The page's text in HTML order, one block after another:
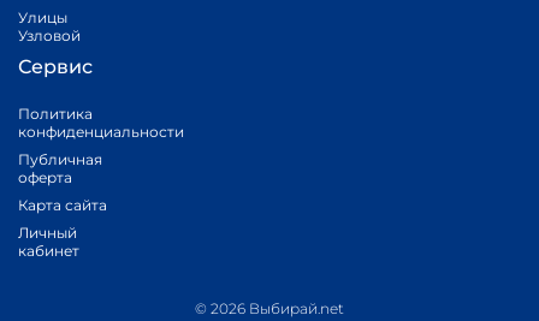
Улицы
Узловой
Сервис
Политика
конфиденциальности
Публичная
оферта
Карта сайта
Личный
кабинет
© 2026 Выбирай.net